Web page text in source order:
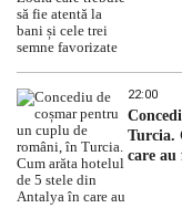
22:00
Turcia.
care au